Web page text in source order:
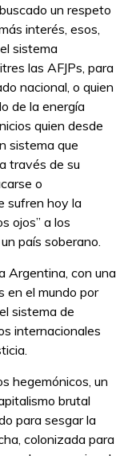
un respeto
interés, esos,
sistema
las AFJPs, para
nacional, o quien
de la energía
quien desde
sistema que
través de su
o
sufren hoy la
ojos” a los
país soberano.
Argentina, con una
en el mundo por
sistema de
internacionales
hegemónicos, un
brutal
para sesgar la
colonizada para